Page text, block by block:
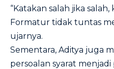
“Katakan salah jika
Formatur tidak tuntas
ujarnya.
Sementara, Aditya juga
persoalan syarat